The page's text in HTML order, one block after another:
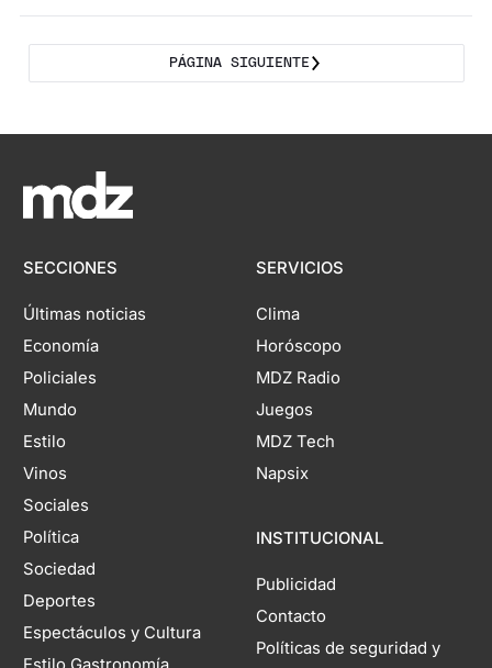
PÁGINA SIGUIENTE
SECCIONES
Últimas noticias
Economía
Policiales
Mundo
Estilo
Vinos
Sociales
Política
Sociedad
Deportes
Espectáculos y Cultura
SERVICIOS
Clima
Horóscopo
MDZ Radio
Juegos
MDZ Tech
Napsix
INSTITUCIONAL
Publicidad
Contacto
Políticas de seguridad y